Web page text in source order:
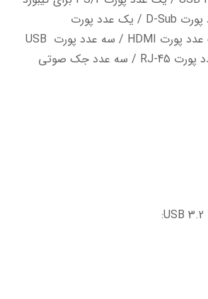
DisplayPort / یک عدد پورت HDMI / سه عدد پورت USB